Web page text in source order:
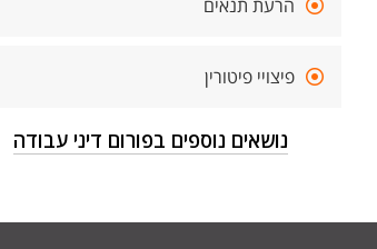
הרעת תנאים
פיצויי פיטורין
נושאים נוספים בפורום דיני עבודה